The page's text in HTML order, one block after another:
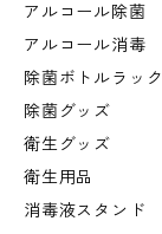
アルコール除菌
アルコール消毒
除菌ボトルラック
除菌グッズ
衛生グッズ
衛生用品
消毒液スタンド